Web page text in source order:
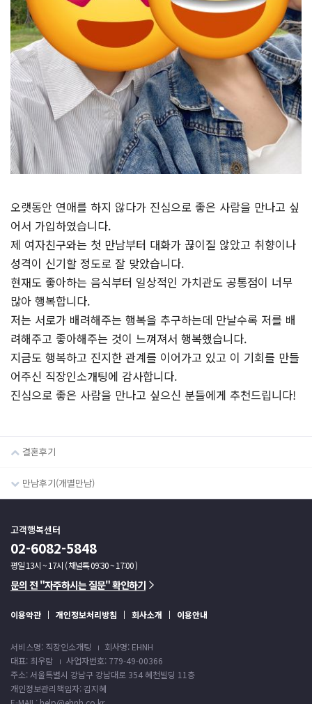
오랫동안 연애를 하지 않다가 진심으로 좋은 사람을 만나고 싶
어서 가입하였습니다.
제 여자친구와는 첫 만남부터 대화가 끊이질 않았고 취향이나
성격이 신기할 정도로 잘 맞았습니다.
현재도 좋아하는 음식부터 일상적인 가치관도 공통점이 너무
많아 행복합니다.
저는 서로가 배려해주는 행복을 추구하는데 만날수록 저를 배
려해주고 좋아해주는 것이 느껴져서 행복했습니다.
지금도 행복하고 진지한 관계를 이어가고 있고 이 기회를 만들
어주신 직장인소개팅에 감사합니다.
진심으로 좋은 사람을 만나고 싶으신 분들에게 추천드립니다!
결혼후기
만남후기(개별만남)
고객행복센터
02-6082-5848
평일 13시 ~ 17시 ( 채널톡 09:30 ~ 17:00 )
문의 전 "자주하시는 질문" 확인하기
이용약관 개인정보처리방침 회사소개 이용안내
서비스명: 직장인소개팅
회사명: EHNH
대표: 최우람
사업자번호: 779-49-00366
주소: 서울특별시 강남구 강남대로 354 혜천빌딩 11층
개인정보관리책임자: 김지혜